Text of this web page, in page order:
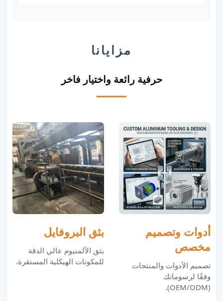
مزايانا
حرفية رائعة واختيار فاخر
أدوات وتصميم
مخصص
تصميم الأدوات والمنتجات
وفقًا لرسوماتك
(OEM/ODM).
بثق البروفايل
بثق الألمنيوم عالي الدقة
للمكونات الهيكلية المستقرة.